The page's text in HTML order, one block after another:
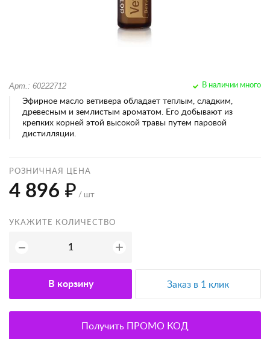
Арт.: 60222712 В наличии много
Эфирное масло ветивера обладает теплым, сладким,
древесным и землистым ароматом. Его добывают из
крепких корней этой высокой травы путем паровой
дистилляции.
РОЗНИЧНАЯ ЦЕНА
4 896 ₽ / шт
УКАЖИТЕ КОЛИЧЕСТВО
− +
В корзину Заказ в 1 клик
Получить ПРОМО КОД